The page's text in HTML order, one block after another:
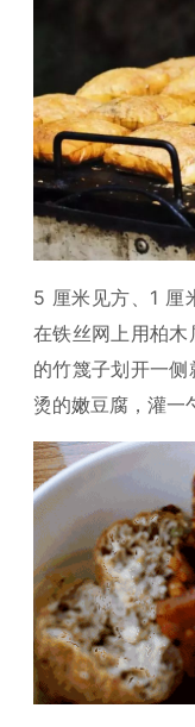
5 厘米见方、1 厘
在铁丝网上用柏
的竹篾子划开一
烫的嫩豆腐，灌一